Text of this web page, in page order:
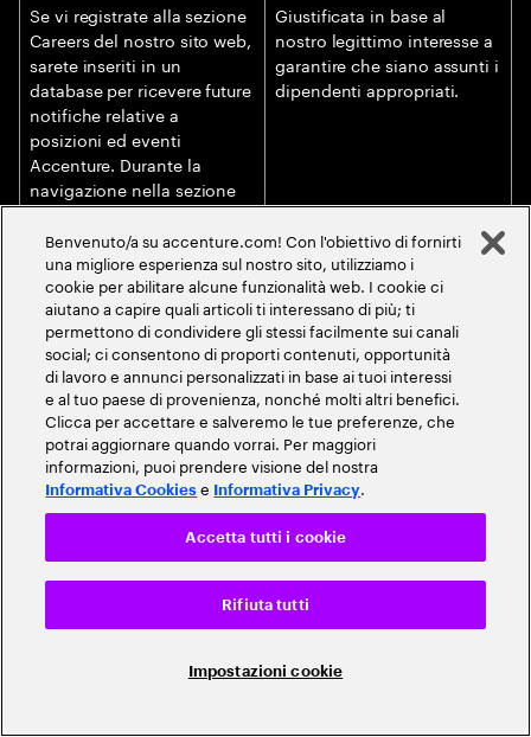
Se vi registrate alla sezione
Careers del nostro sito web,
sarete inseriti in un
database per ricevere future
notifiche relative a
posizioni ed eventi
Accenture. Durante la
navigazione nella sezione
Careers del nostro sito web
potrete anche ricevere
indicazioni personalizzate
sulle opportunità di lavoro.
Giustificata in base al
nostro legittimo interesse a
garantire che siano assunti i
dipendenti appropriati.
Trasferire le vostre
informazioni di contatto, i
dati relativi a istruzione,
occupazione, informazioni
sulla candidatura e il CV,
tutte fornite da voi nel
nostro sistema di
recruitment, su Accenture
Talent Connection, un sito
che vi notifica la
disponibilità di nuove
posizioni che potrebbero
interessarvi.
Giustificata in base al
nostro legittimo interesse a
garantire che siano assunti i
dipendenti appropriati.
Amministrazione dei
Giustificata in base al
Benvenuto/a su accenture.com! Con l'obiettivo di fornirti
una migliore esperienza sul nostro sito, utilizziamo i
cookie per abilitare alcune funzionalità web. I cookie ci
aiutano a capire quali articoli ti interessano di più; ti
permettono di condividere gli stessi facilmente sui canali
social; ci consentono di proporti contenuti, opportunità
di lavoro e annunci personalizzati in base ai tuoi interessi
e al tuo paese di provenienza, nonché molti altri benefici.
Clicca per accettare e salveremo le tue preferenze, che
potrai aggiornare quando vorrai. Per maggiori
informazioni, puoi prendere visione del nostra
Informativa Cookies e Informativa Privacy.
Impostazioni cookie
Rifiuta tutti
Accetta tutti i cookie